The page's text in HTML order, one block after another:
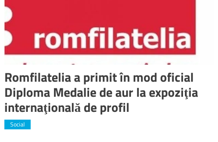
Romfilatelia a primit în mod oficial
Diploma Medalie de aur la expoziţia
internaţională de profil
Social